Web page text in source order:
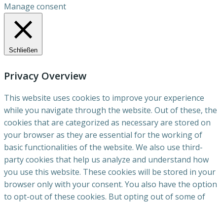
Manage consent
Schließen
Privacy Overview
This website uses cookies to improve your experience
while you navigate through the website. Out of these, the
cookies that are categorized as necessary are stored on
your browser as they are essential for the working of
basic functionalities of the website. We also use third-
party cookies that help us analyze and understand how
you use this website. These cookies will be stored in your
browser only with your consent. You also have the option
to opt-out of these cookies. But opting out of some of